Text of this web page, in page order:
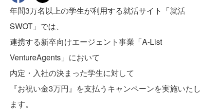
年間3万名以上の学生が利用する就活サイト「就活
SWOT」では、
連携する新卒向けエージェント事業「A-List
VentureAgents」において
内定・入社の決まった学生に対して
『お祝い金3万円』を支払うキャンペーンを実施いたし
ます。